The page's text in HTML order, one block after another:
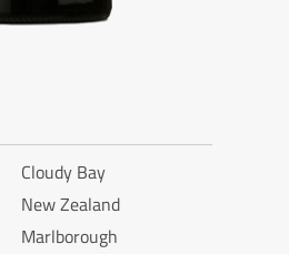
Cloudy Bay
New Zealand
Marlborough